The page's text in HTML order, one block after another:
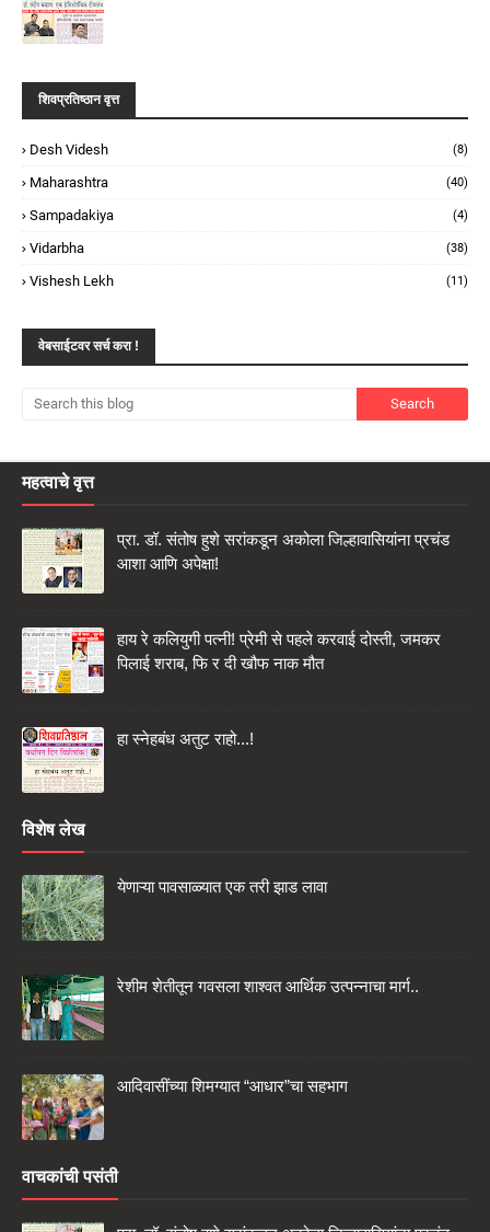
शिवप्रतिष्ठान वृत्त
Desh Videsh (8)
Maharashtra (40)
Sampadakiya (4)
Vidarbha (38)
Vishesh Lekh (11)
वेबसाईटवर सर्च करा !
महत्वाचे वृत्त
प्रा. डॉ. संतोष हुशे सरांकडून अकोला जिल्हावासियांना प्रचंड
आशा आणि अपेक्षा!
हाय रे कलियुगी पत्नी! प्रेमी से पहले करवाई दोस्ती, जमकर
पिलाई शराब, फि र दी खौफ नाक मौत
हा स्नेहबंध अतुट राहो...!
विशेष लेख
येणाऱ्या पावसाळ्यात एक तरी झाड लावा
रेशीम शेतीतून गवसला शाश्वत आर्थिक उत्पन्नाचा मार्ग..
आदिवासींच्या शिमग्यात “आधार”चा सहभाग
वाचकांची पसंती